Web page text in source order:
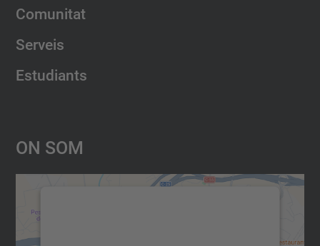
Comunitat
Serveis
Estudiants
On Som